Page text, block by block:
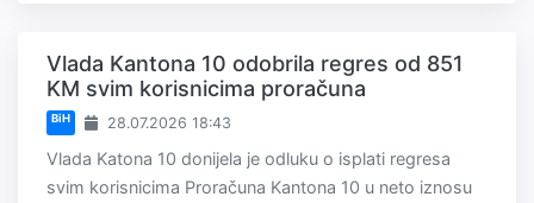
Vlada Kantona 10 odobrila regres od 851
KM svim korisnicima proračuna
BiH 28.07.2026 18:43
Vlada Katona 10 donijela je odluku o isplati regresa
svim korisnicima Proračuna Kantona 10 u neto iznosu